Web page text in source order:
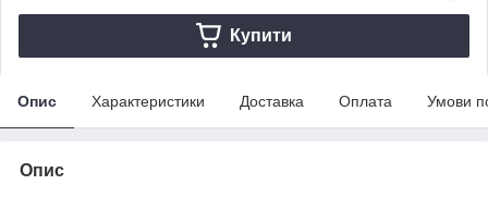
Купити
Опис Характеристики Доставка Оплата Умови
Опис